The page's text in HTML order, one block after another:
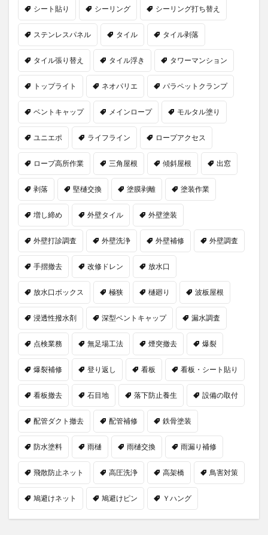
シート貼り シーリング シーリング打ち替え
ステンレスパネル タイル タイル剥落
タイル張り替え タイル浮き タワーマンション
トップライト ネオパリエ パラペットクランプ
ベントキャップ メインロープ モルタル塗り
ユニエポ ライフライン ロープアクセス
ロープ高所作業 三角屋根 傾斜屋根 出窓
剥落 堅樋交換 塗膜剥離 塗装作業
増し締め 外壁タイル 外壁塗装
外壁打診調査 外壁洗浄 外壁補修 外壁調査
手摺撤去 改修ドレン 放水口
放水口ボックス 極狭 樋廻り 波板屋根
浸透性撥水剤 深型ベントキャップ 漏水調査
点検業務 無足場工法 煙突撤去 爆裂
爆裂補修 登り返し 看板 看板・シート貼り
看板撤去 石目地 落下防止養生 設備の取付
配管ダクト撤去 配管補修 鉄骨塗装
防水塗料 雨樋 雨樋交換 雨漏り補修
飛散防止ネット 高圧洗浄 高架橋 鳥害対策
鳩避けネット 鳩避けピン Ｙハング